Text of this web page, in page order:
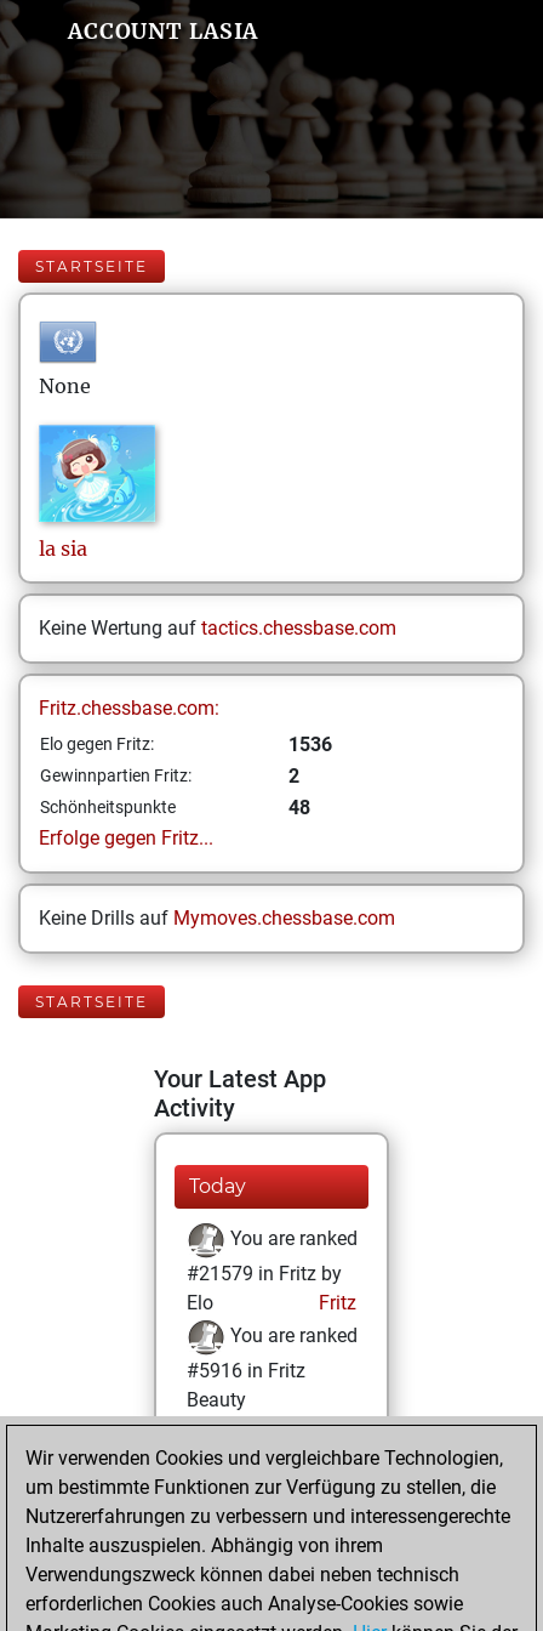
ACCOUNT LASIA
STARTSEITE
None
la sia
Keine Wertung auf tactics.chessbase.com
Fritz.chessbase.com:
Elo gegen Fritz: 1536
Gewinnpartien Fritz: 2
Schönheitspunkte
48
Erfolge gegen Fritz...
Keine Drills auf Mymoves.chessbase.com
STARTSEITE
Your Latest App
Activity
Today
You are ranked
#21579 in Fritz by
Elo
Fritz
You are ranked
#5916 in Fritz
Beauty
Mittwoch, März
30, 2022
You won
against Fritz
Fritz
You achieved a
Wir verwenden Cookies und vergleichbare Technologien,
um bestimmte Funktionen zur Verfügung zu stellen, die
Nutzererfahrungen zu verbessern und interessengerechte
Inhalte auszuspielen. Abhängig von ihrem
Verwendungszweck können dabei neben technisch
erforderlichen Cookies auch Analyse-Cookies sowie